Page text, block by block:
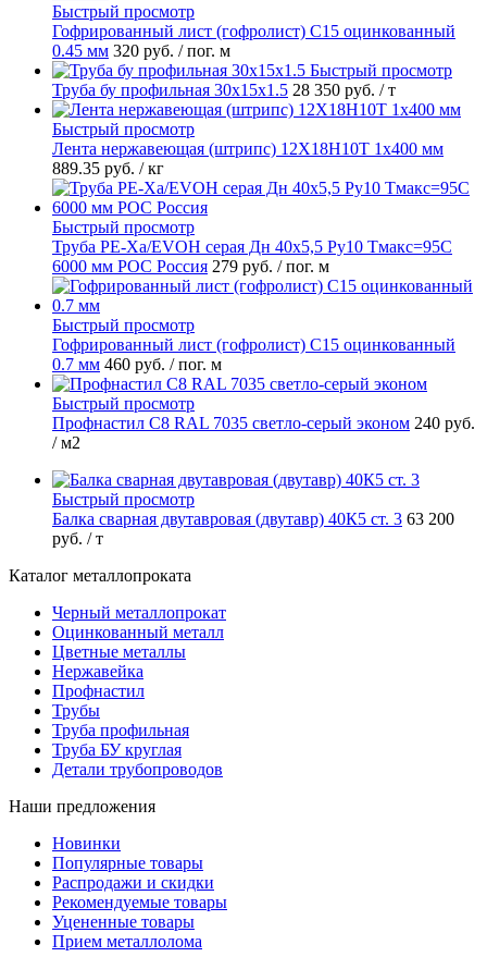
Быстрый просмотр
Гофрированный лист (гофролист) С15 оцинкованный
0.45 мм 320 руб. / пог. м
Быстрый просмотр
Труба бу профильная 30х15х1.5 28 350 руб. / т
Быстрый просмотр
Лента нержавеющая (штрипс) 12Х18Н10Т 1х400 мм
889.35 руб. / кг
Быстрый просмотр
Труба PE-Xa/EVOH серая Дн 40х5,5 Ру10 Тмакс=95C
6000 мм РОС Россия 279 руб. / пог. м
Быстрый просмотр
Гофрированный лист (гофролист) С15 оцинкованный
0.7 мм 460 руб. / пог. м
Быстрый просмотр
Профнастил С8 RAL 7035 светло-серый эконом 240 руб.
/ м2
Быстрый просмотр
Балка сварная двутавровая (двутавр) 40К5 ст. 3 63 200
руб. / т
Каталог металлопроката
Черный металлопрокат
Оцинкованный металл
Цветные металлы
Нержавейка
Профнастил
Трубы
Труба профильная
Труба БУ круглая
Детали трубопроводов
Наши предложения
Новинки
Популярные товары
Распродажи и скидки
Рекомендуемые товары
Уцененные товары
Прием металлолома